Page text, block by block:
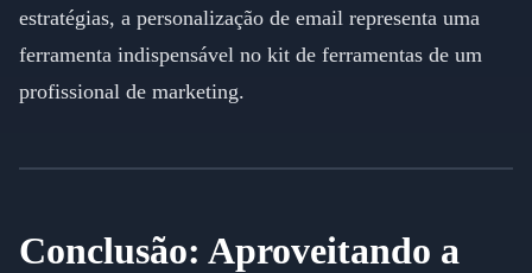
estratégias, a personalização de email representa uma
ferramenta indispensável no kit de ferramentas de um
profissional de marketing.
Conclusão: Aproveitando a